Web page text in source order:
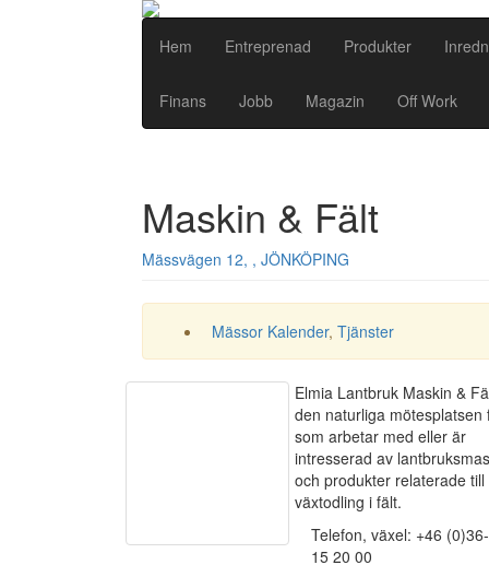
Hem Entreprenad Produkter
Finans Jobb Magazin Off Work
Maskin & Fält
Mässvägen 12, , JÖNKÖPING
Mässor Kalender, Tjänster
Elmia Lantbruk Maskin &
den naturliga mötesplatsen
som arbetar med eller är
intresserad av
och produkter relaterade till
växtodling i fält.
Telefon, växel: +46 (0)36-
15 20 00